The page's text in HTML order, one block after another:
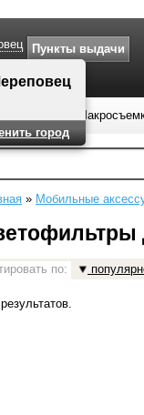
» Мобильные
по:
город
Пункты выдачи